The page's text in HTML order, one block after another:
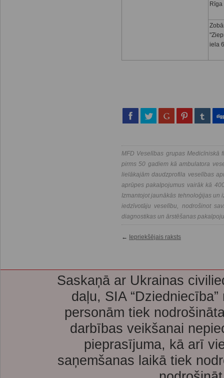
Rīga
iela
MFD Veselības grupas Medicīniskā
pirms 50 gadiem kā ambulatora
lielākajām daudzprofila veselības
aprūpes pakalpojumus vairāk kā
Izmantojot jaunākās tehnoloģijas un
iedzīvotāju veselību, nodrošinot
diagnostikas un ārstēšanas
← Iepriekšējais raksts
Saskaņā ar Ukrainas
daļu, SIA
personām tiek
darbības veikšanai
pieprasījuma, kā arī
saņemšanas laikā tiek